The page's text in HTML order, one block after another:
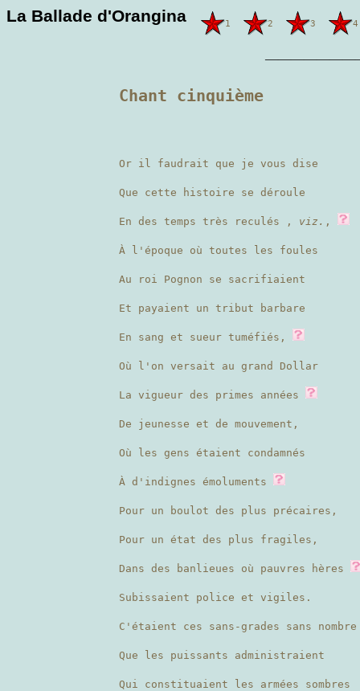
La Ballade d'Orangina 1 2 3 4
Chant cinquième
Or il faudrait que je vous dise
Que cette histoire se déroule
En des temps très reculés , viz. ,
À l'époque où toutes les foules
Au roi Pognon se sacrifiaient
Et payaient un tribut barbare
En sang et sueur tuméfiés,
Où l'on versait au grand Dollar
La vigueur des primes années
De jeunesse et de mouvement,
Où les gens étaient condamnés
À d'indignes émoluments
Pour un boulot des plus précaires,
Pour un état des plus fragiles,
Dans des banlieues où pauvres hères
Subissaient police et vigiles.
C'étaient ces sans-grades sans nombre
Que les puissants administraient
Qui constituaient les armées sombres